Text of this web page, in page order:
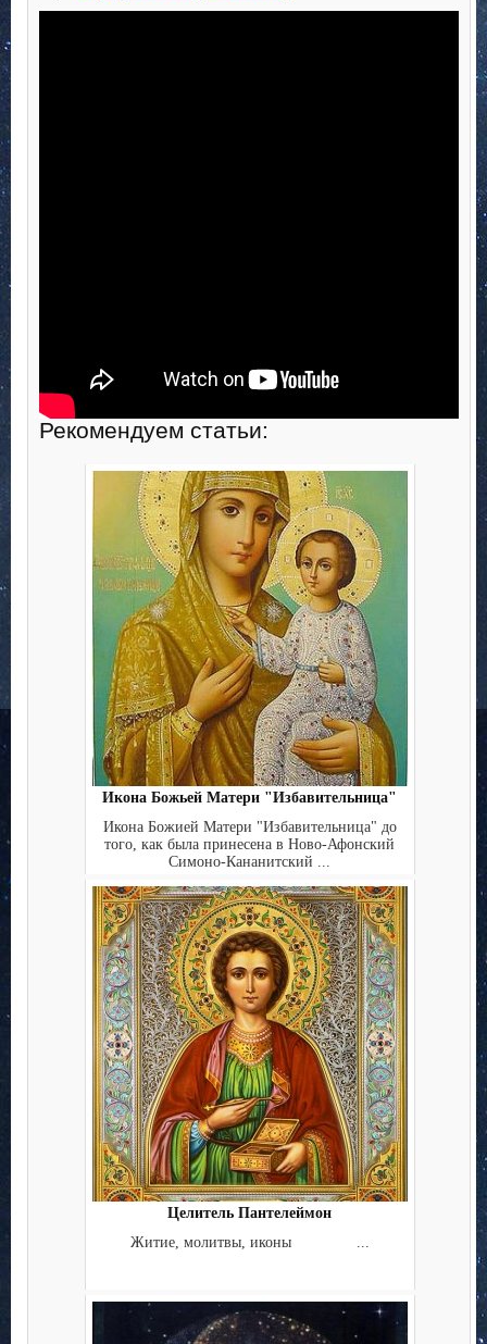
Рекомендуем статьи:
Икона Божьей Матери "Избавительница"
Икона Божией Матери "Избавительница" до
того, как была принесена в Ново-Афонский
Симоно-Кананитский ...
Целитель Пантелеймон
Житие, молитвы, иконы ...